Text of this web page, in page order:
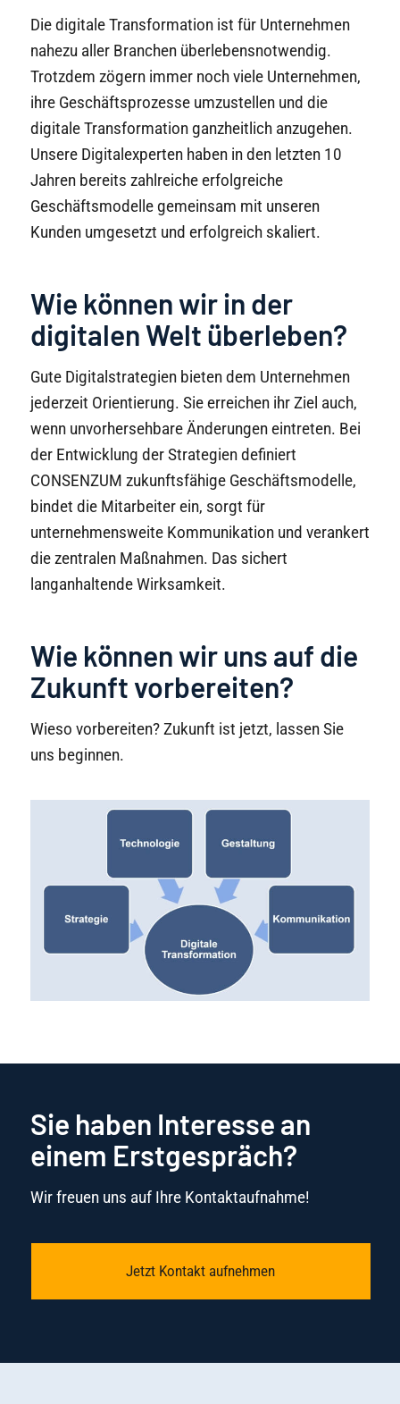
Die digitale Transformation ist für Unternehmen
nahezu aller Branchen überlebensnotwendig.
Trotzdem zögern immer noch viele Unternehmen,
ihre Geschäftsprozesse umzustellen und die
digitale Transformation ganzheitlich anzugehen.
Unsere Digitalexperten haben in den letzten 10
Jahren bereits zahlreiche erfolgreiche
Geschäftsmodelle gemeinsam mit unseren
Kunden umgesetzt und erfolgreich skaliert.
Wie können wir in der
digitalen Welt überleben?
Gute Digitalstrategien bieten dem Unternehmen
jederzeit Orientierung. Sie erreichen ihr Ziel auch,
wenn unvorhersehbare Änderungen eintreten. Bei
der Entwicklung der Strategien definiert
CONSENZUM zukunftsfähige Geschäftsmodelle,
bindet die Mitarbeiter ein, sorgt für
unternehmensweite Kommunikation und verankert
die zentralen Maßnahmen. Das sichert
langanhaltende Wirksamkeit.
Wie können wir uns auf die
Zukunft vorbereiten?
Wieso vorbereiten? Zukunft ist jetzt, lassen Sie
uns beginnen.
Sie haben Interesse an
einem Erstgespräch?
Wir freuen uns auf Ihre Kontaktaufnahme!
Jetzt Kontakt aufnehmen